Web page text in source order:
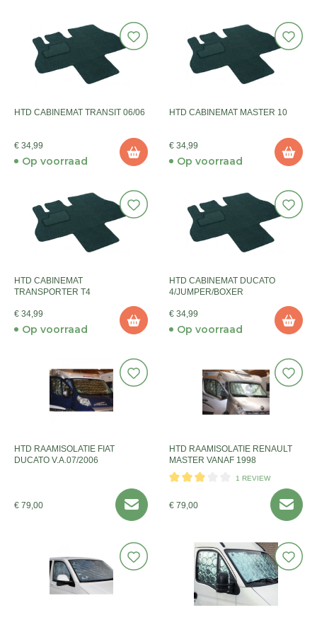
HTD CABINEMAT TRANSIT 06/06
€ 34,99
Op voorraad
HTD CABINEMAT MASTER 10
€ 34,99
Op voorraad
HTD CABINEMAT
TRANSPORTER T4
€ 34,99
Op voorraad
HTD CABINEMAT DUCATO
4/JUMPER/BOXER
€ 34,99
Op voorraad
HTD RAAMISOLATIE FIAT
DUCATO V.A.07/2006
€ 79,00
HTD RAAMISOLATIE RENAULT
MASTER VANAF 1998
1 REVIEW
€ 79,00